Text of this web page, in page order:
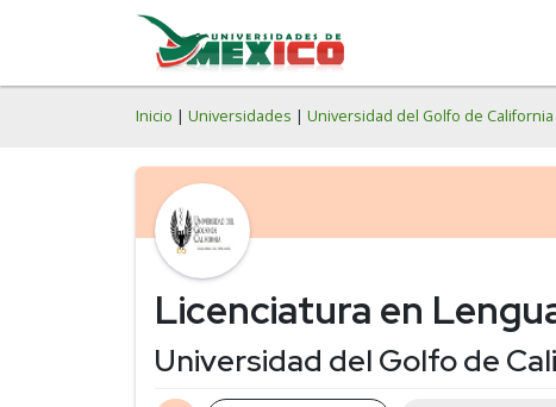
Inicio | Universidades | Universidad del Golfo de California
Licenciatura en
Universidad del Golfo de